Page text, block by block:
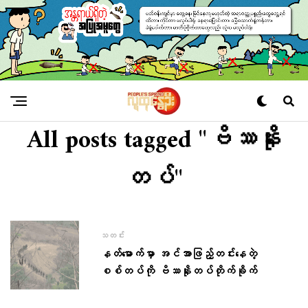
All posts tagged "ဗိဿနိုး
တပ်"
သတင်း
နတ်မောက်မှာ အင်အာဖြည့်တင်းနေတဲ့
စစ်တပ်ကို ဗိဿနိုးတပ်တိုက်ခိုက်